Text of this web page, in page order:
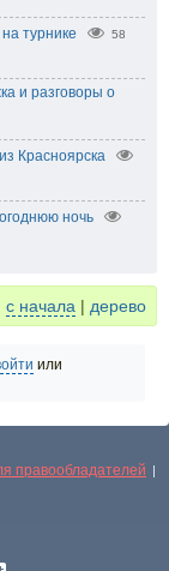
турнике 58
и разговоры о
Красноярска
ночь
с начала | дерево
или
правообладателей |